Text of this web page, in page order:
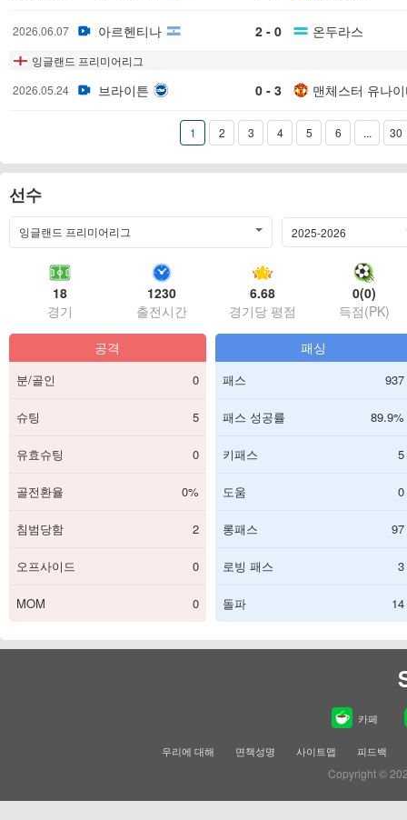
2026.06.07 아르헨티나 2 - 0 온두라스
잉글랜드 프리미어리그
2026.05.24
브라이튼 0 - 3 맨체스터 유나
1 2 3 4 5 6 ... 30
선수
잉글랜드 프리미어리그 2025-2026
18
경기
1230
출전시간
6.68
경기당 평점
0(0)
득점(PK)
공격
분/골인 0
슈팅 5
유효슈팅 0
골전환율 0%
침범당함 2
오프사이드 0
MOM 0
패싱
패스 937
패스 성공률 89.9%
키패스 5
도움 0
롱패스 97
로빙 패스 3
돌파 14
카페
우리에 대해 면책성명 사이트맵 피드백
Copyright ©